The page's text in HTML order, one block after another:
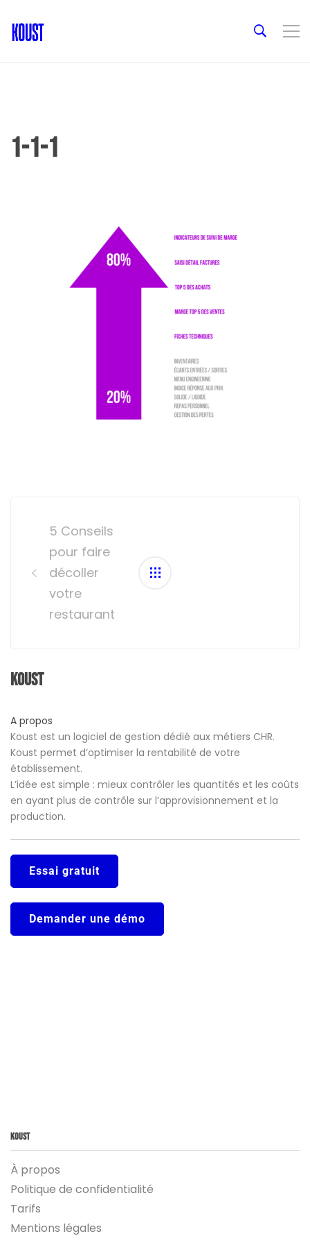
1-1-1
navigation5 Conseils
pour faire
décoller
votre
restaurant
Koust
A propos
Koust est un logiciel de gestion dédié aux métiers CHR.
Koust permet d’optimiser la rentabilité de votre
établissement.
L’idée est simple : mieux contrôler les quantités et les coûts
en ayant plus de contrôle sur l’approvisionnement et la
production.
Essai gratuit
Demander une démo
Koust
À propos
Politique de confidentialité
Tarifs
Mentions légales